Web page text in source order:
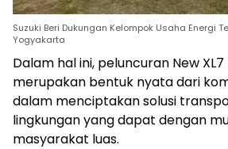
Suzuki Beri Dukungan Kelompok Usaha Energi
Yogyakarta
Dalam hal ini, peluncuran New
merupakan bentuk nyata dari
dalam menciptakan solusi
lingkungan yang dapat dengan
masyarakat luas.